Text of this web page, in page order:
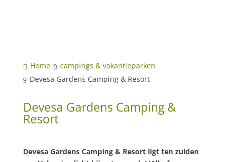
Home
campings & vakantieparken
Devesa Gardens Camping & Resort
Devesa Gardens Camping &
Resort
Devesa Gardens Camping & Resort ligt ten zuiden